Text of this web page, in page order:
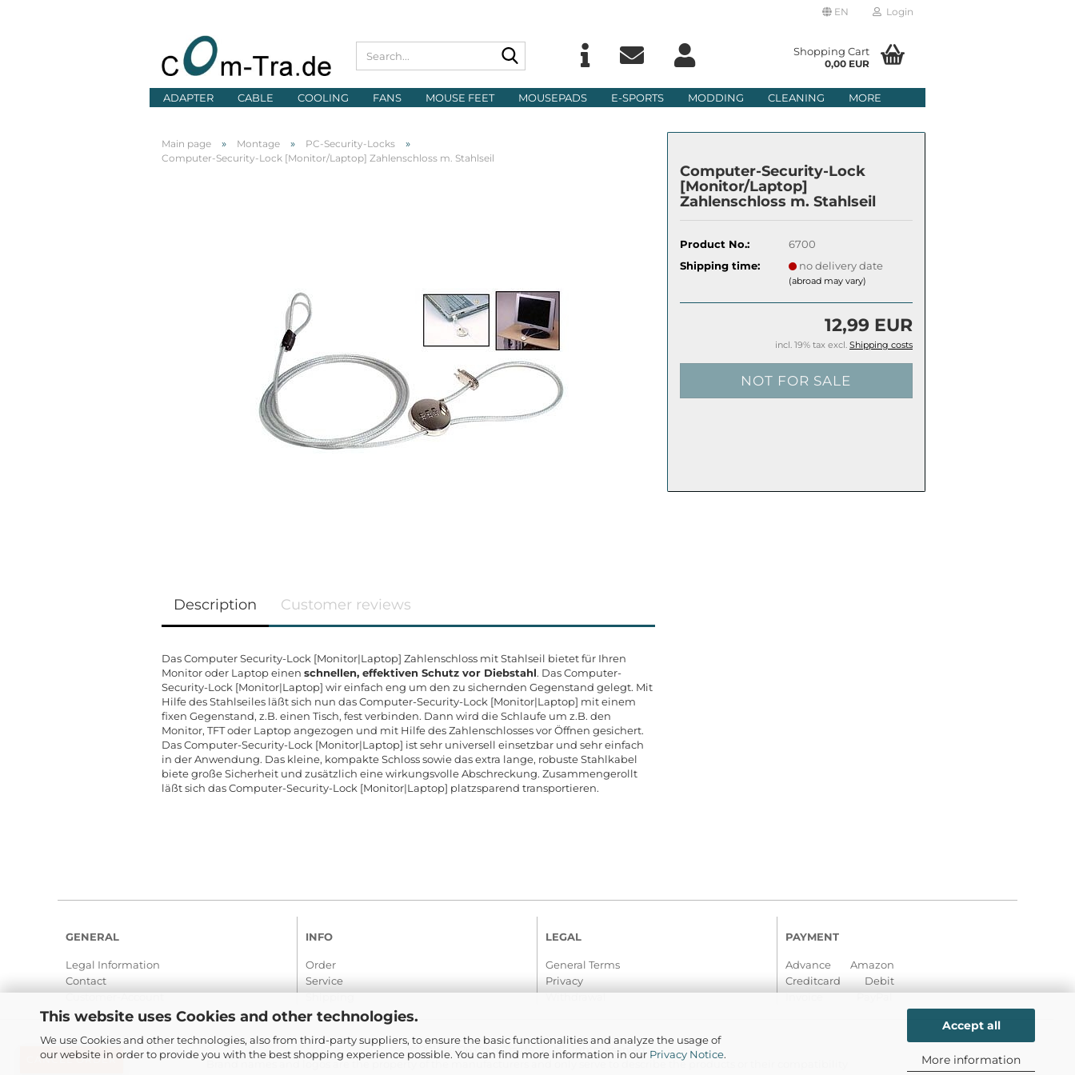
This website uses Cookies and other technologies.
We use Cookies and other technologies, also from third-party suppliers, to ensure the basic functionalities and analyze the usage of
our website in order to provide you with the best shopping experience possible. You can find more information in our Privacy Notice.
Accept all
More information
EN
Change language
Delivery country
Login
Email
Shopping Cart
0,00 EUR
ADAPTER CABLE COOLING FANS MOUSE FEET MOUSEPADS E-SPORTS MODDING CLEANING MORE
Main page » Montage » PC-Security-Locks »
Computer-Security-Lock [Monitor/Laptop] Zahlenschloss m. Stahlseil
Computer-Security-Lock
[Monitor/Laptop]
Zahlenschloss m. Stahlseil
Product No.:
6700
Shipping time:
no delivery date
(abroad may vary)
12,99 EUR
incl. 19% tax excl. Shipping costs
Description Customer reviews
Das Computer Security-Lock [Monitor|Laptop] Zahlenschloss mit Stahlseil bietet für Ihren
Monitor oder Laptop einen schnellen, effektiven Schutz vor Diebstahl. Das Computer-
Security-Lock [Monitor|Laptop] wir einfach eng um den zu sichernden Gegenstand gelegt. Mit
Hilfe des Stahlseiles läßt sich nun das Computer-Security-Lock [Monitor|Laptop] mit einem
fixen Gegenstand, z.B. einen Tisch, fest verbinden. Dann wird die Schlaufe um z.B. den
Monitor, TFT oder Laptop angezogen und mit Hilfe des Zahlenschlosses vor Öffnen gesichert.
Das Computer-Security-Lock [Monitor|Laptop] ist sehr universell einsetzbar und sehr einfach
in der Anwendung. Das kleine, kompakte Schloss sowie das extra lange, robuste Stahlkabel
biete große Sicherheit und zusätzlich eine wirkungsvolle Abschreckung. Zusammengerollt
läßt sich das Computer-Security-Lock [Monitor|Laptop] platzsparend transportieren.
GENERAL
Legal Information
Contact
Customer-Account
INFO
Order
Service
Shipping
LEGAL
General Terms
Privacy
Withdrawal
PAYMENT
Advance Amazon
Creditcard Debit
Invoice PayPal
CANCEL ORDER
© 2016-2026 Com-Tra.de | All rights reserved
Brand names and logos are the property of the manufacturers and only serve to describe the products or their compatibility